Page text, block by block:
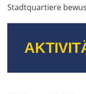
Stadtquartiere
Foggia
Salerno